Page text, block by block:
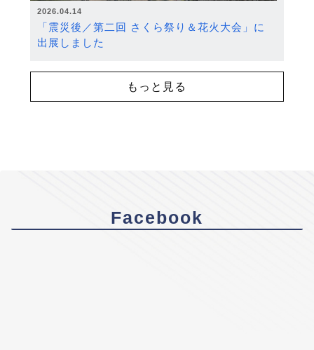
2026.04.14
「震災後／第二回 さくら祭り＆花火大会」に
出展しました
もっと見る
Facebook